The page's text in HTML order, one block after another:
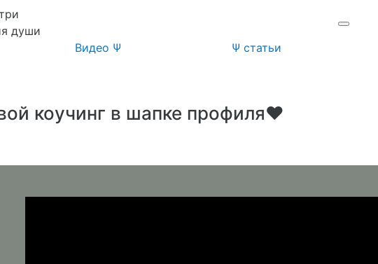
души
Видео Ψ Ψ статьи
коучинг в шапке профиля❤️